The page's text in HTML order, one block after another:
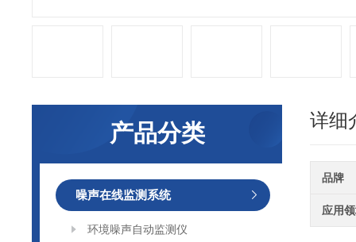
产品分类
噪声在线监测系统
环境噪声自动监测仪
详细
品牌
应用